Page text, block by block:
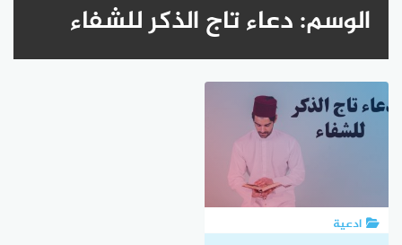
الوسم:دعاء تاج الذكر للشفاء
ادعية